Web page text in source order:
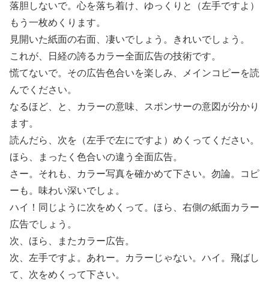
落胆しないで。心を落ち着け、ゆっくりと（左手ですよ）
もう一枚めくります。
見開いた紙面の右面、凄いでしょう。きれいでしょう。
これが、日経の誇るカラー全面広告の技術です。
慌てないで。その広告色合いを楽しみ、メインコピーを読
んでください。
なるほど、と、カラーの意味、スポンサーの意図が分かり
ます。
読んだら、次を（左手で左にですよ）めくってください。
ほら、まったく色合いの違う全面広告。
さー。それも、カラー写真を確かめて下さい。勿論。コピ
ーも。味わい深いでしょ。
ハイ！同じように次をめくって。ほら、右側の紙面カラー
広告でしょう。
次、ほら、またカラー広告。
次、左手ですよ。あれー。カラーじゃない。ハイ。飛ばし
て、次をめくって下さい。